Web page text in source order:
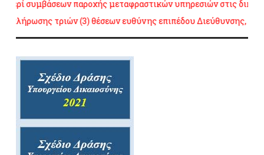
συμβάσεων παροχής μεταφραστικών υπηρεσιών στις δικαστικές
τριών (3) θέσεων ευθύνης επιπέδου Διεύθυνσης, K.Y.